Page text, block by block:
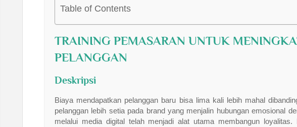
Table of Contents
TRAINING PEMASARAN UNTUK
PELANGGAN
Deskripsi
Biaya mendapatkan pelanggan baru bisa lima kali lebih mahal
pelanggan lebih setia pada brand yang menjalin hubungan emosional
melalui media digital telah menjadi alat utama membangun